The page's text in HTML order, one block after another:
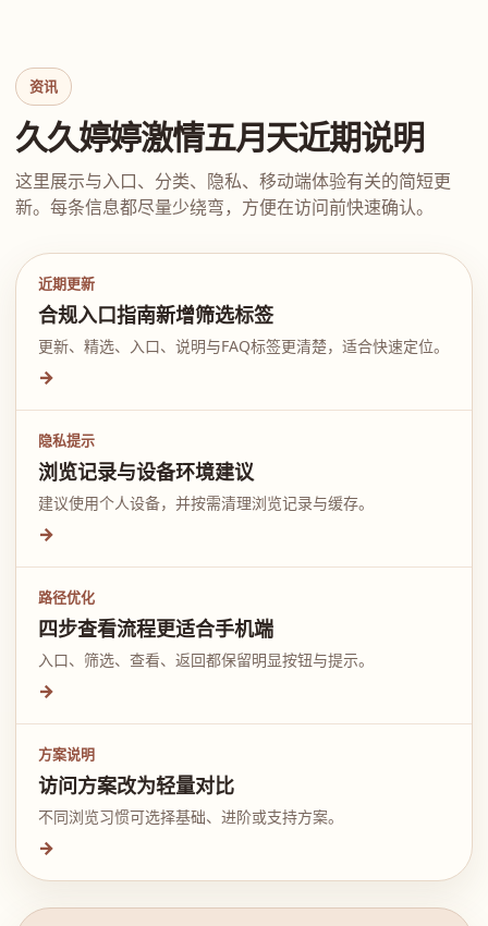
资讯
久久婷婷激情五月天近期说明
这里展示与入口、分类、隐私、移动端体验有关的简短更
新。每条信息都尽量少绕弯，方便在访问前快速确认。
近期更新
合规入口指南新增筛选标签
更新、精选、入口、说明与FAQ标签更清楚，适合快速定位。
→
隐私提示
浏览记录与设备环境建议
建议使用个人设备，并按需清理浏览记录与缓存。
→
路径优化
四步查看流程更适合手机端
入口、筛选、查看、返回都保留明显按钮与提示。
→
方案说明
访问方案改为轻量对比
不同浏览习惯可选择基础、进阶或支持方案。
→